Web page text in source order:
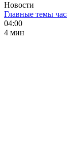
Новости
Главные темы
04:00
4 мин